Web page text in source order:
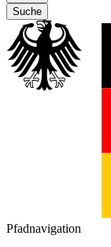
Suche
Pfadnavigation